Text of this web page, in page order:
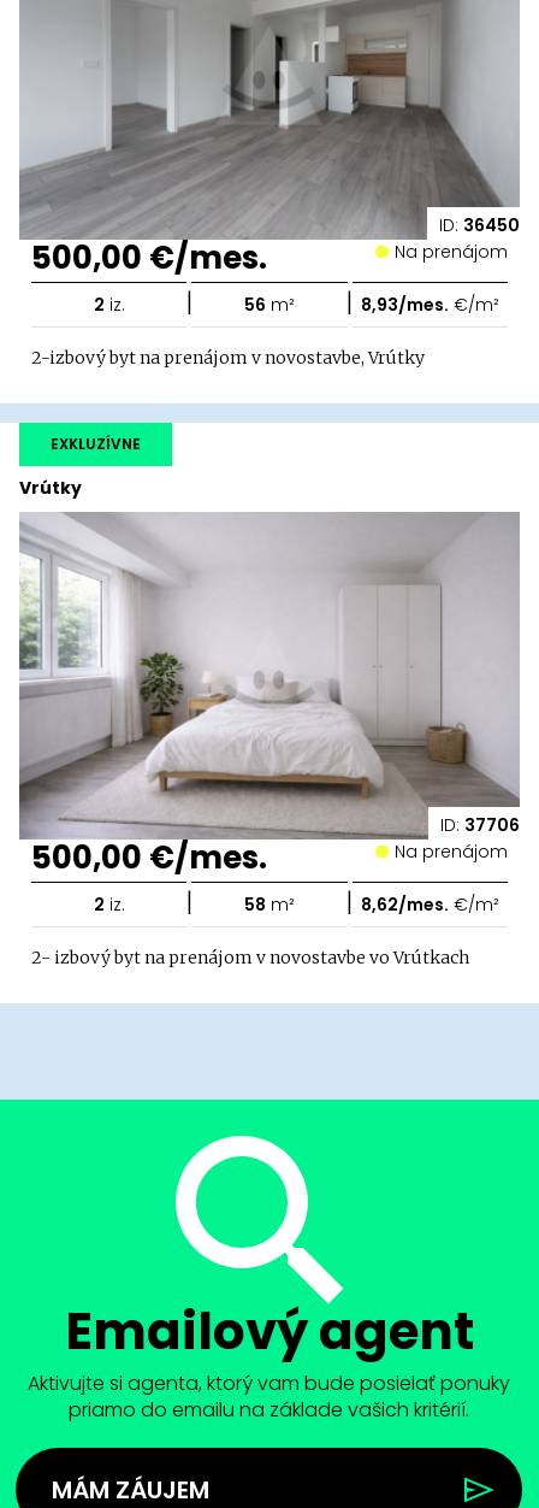
ID: 36450
500,00 €/mes. Na prenájom
2 iz. | 56 m² | 8,93/mes. €/m²
2-izbový byt na prenájom v novostavbe, Vrútky
ID: 37706
Vrútky
EXKLUZÍVNE
500,00 €/mes. Na prenájom
2 iz. | 58 m² | 8,62/mes. €/m²
2- izbový byt na prenájom v novostavbe vo Vrútkach
Emailový agent
Aktivujte si agenta, ktorý vam bude posielať ponuky
priamo do emailu na základe vašich kritérií.
MÁM ZÁUJEM